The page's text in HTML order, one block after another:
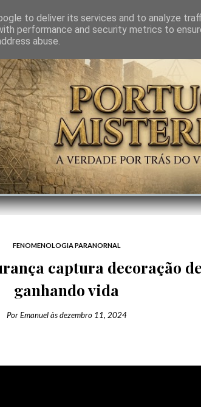
LINHAGEM SABEDORIA CIÊNCIA DO INVISÍVEL
FENOMENOLOGIA PARANORNAL
captura decoração
ganhando vida
Por Emanuel àsdezembro 11, 2024
to deliver its services and to analyze
performance and security metrics to
abuse.